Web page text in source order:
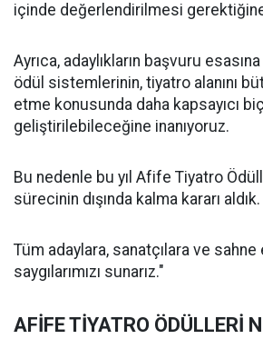
içinde değerlendirilmesi
Ayrıca, adaylıkların başvuru
ödül sistemlerinin, tiyatro alanını
etme konusunda daha kapsayıcı
geliştirilebileceğine inanıyoruz.
Bu nedenle bu yıl Afife Tiyatro
sürecinin dışında kalma kararı aldık.
Tüm adaylara, sanatçılara ve
saygılarımızı sunarız."
AFİFE TİYATRO ÖDÜLLERİ